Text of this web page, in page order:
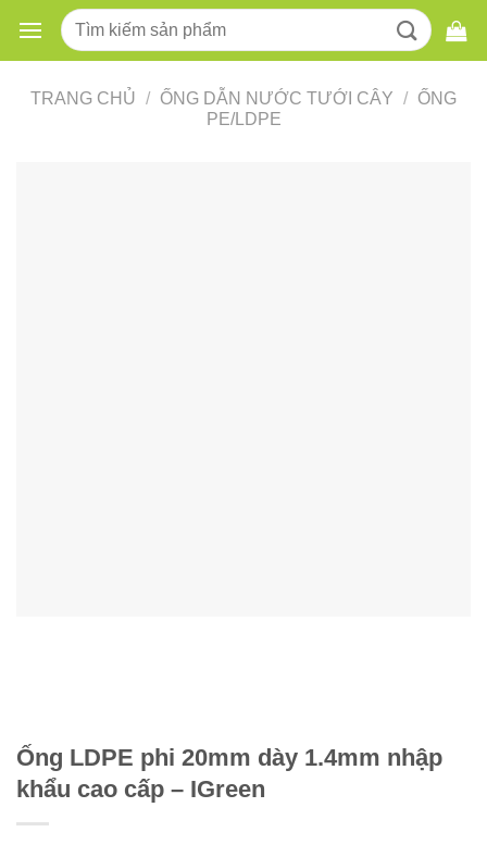
content
Tìm
kiếm:
TRANG CHỦ / ỐNG DẪN NƯỚC TƯỚI CÂY /
ỐNG
PE/LDPE
Ống LDPE phi 20mm dày 1.4mm nhập
khẩu cao cấp – IGreen